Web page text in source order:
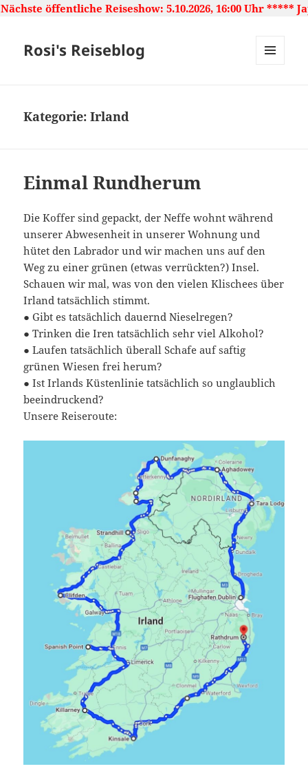
Reiseshow: 5.10.2026, 16:00 Uhr ***** Japan: Land
Rosi's Reiseblog
Kategorie:Irland
Einmal Rundherum
Die Koffer sind gepackt, der Neffe wohnt während
unserer Abwesenheit in unserer Wohnung und
hütet den Labrador und wir machen uns auf den
Weg zu einer grünen (etwas verrückten?) Insel.
Schauen wir mal, was von den vielen Klischees über
Irland tatsächlich stimmt.
● Gibt es tatsächlich dauernd Nieselregen?
● Trinken die Iren tatsächlich sehr viel Alkohol?
● Laufen tatsächlich überall Schafe auf saftig
grünen Wiesen frei herum?
● Ist Irlands Küstenlinie tatsächlich so unglaublich
beeindruckend?
Unsere Reiseroute: